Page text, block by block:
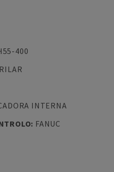
400
INTERNA
: FANUC